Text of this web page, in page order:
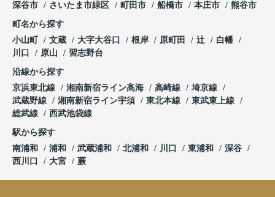
深谷市
さいたま市緑区 町田市 船橋市 本庄市 熊谷市
町名から探す
小山町
文蔵 大字大谷口 根岸 原町田 辻
白幡
川口
原山 習志野台
沿線から探す
京浜東北線
湘南新宿ライン高海 高崎線
埼京線
武蔵野線
湘南新宿ライン宇須 東北本線
東武東上線
総武線
西武池袋線
駅から探す
南浦和
浦和 武蔵浦和 北浦和 川口 東浦和
深谷
西川口
大宮 蕨